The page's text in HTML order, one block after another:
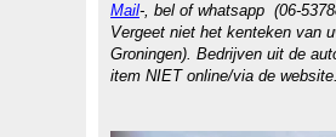
Mail-, bel of whatsapp (06-
Vergeet niet het kenteken van
Groningen). Bedrijven uit de
item NIET online/via de